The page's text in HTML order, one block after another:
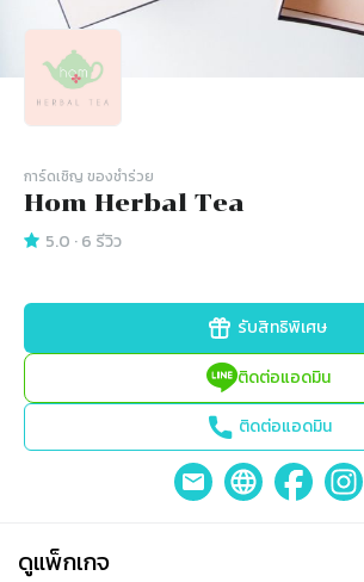
การ์ดเชิญ​ ของชำร่วย
Hom Herbal Tea
5.0 ·6 รีวิว
รับสิทธิพิเศษ
ติดต่อแอดมิน
ติดต่อแอดมิน
ดูแพ็กเกจ